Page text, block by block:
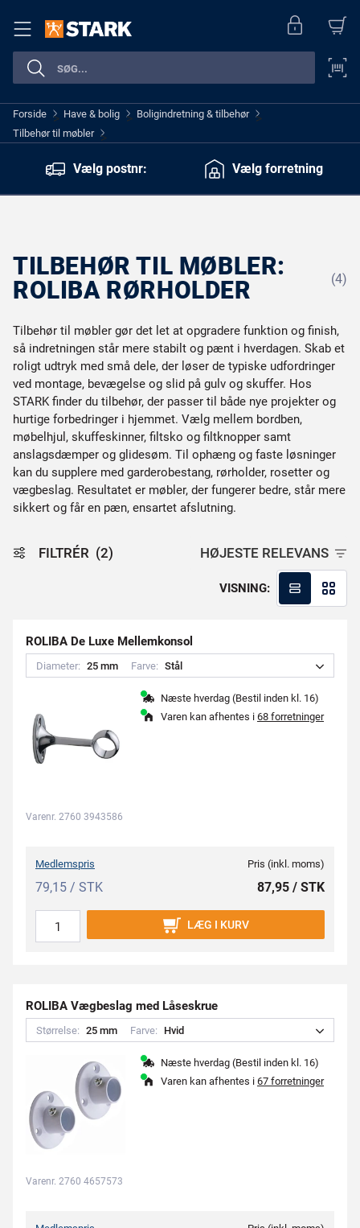
Forside > Have & bolig > Boligindretning & tilbehør >
Tilbehør til møbler >
Vælg postnr:
Vælg forretning
TILBEHØR TIL MØBLER:
ROLIBA RØRHOLDER
(4)
Tilbehør til møbler gør det let at opgradere funktion og finish,
så indretningen står mere stabilt og pænt i hverdagen. Skab et
roligt udtryk med små dele, der løser de typiske udfordringer
ved montage, bevægelse og slid på gulv og skuffer. Hos
STARK finder du tilbehør, der passer til både nye projekter og
hurtige forbedringer i hjemmet. Vælg mellem bordben,
møbelhjul, skuffeskinner, filtsko og filtknopper samt
anslagsdæmper og glidesøm. Til ophæng og faste løsninger
kan du supplere med garderobestang, rørholder, rosetter og
vægbeslag. Resultatet er møbler, der fungerer bedre, står mere
sikkert og får en pæn, ensartet afslutning.
FILTRÉR (2) HØJESTE RELEVANS
VISNING:
ROLIBA De Luxe Mellemkonsol
Diameter: 25 mm Farve: Stå
Næste hverdag (Bestil inden kl. 16)
Varen kan afhentes i 68 forretninger
Varenr. 2760 3943586
Medlemspris
79,15 / STK
Pris (inkl. moms)
87,95 / STK
LÆG I KURV
ROLIBA Vægbeslag med Låseskrue
Størrelse: 25 mm Farve: Hvid
Næste hverdag (Bestil inden kl. 16)
Varen kan afhentes i 67 forretninger
Varenr. 2760 4657573